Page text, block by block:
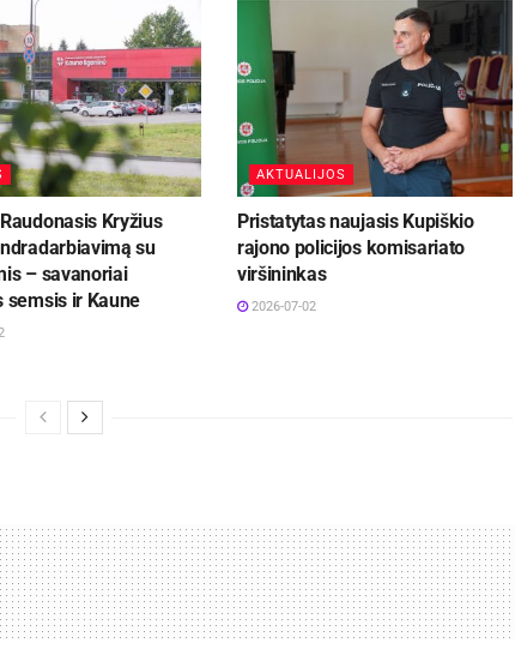
Kryžius
su
– savanoriai
semsis ir Kaune
AKTUALIJOS
Pristatytas naujasis Kupiškio
rajono policijos komisariato
viršininkas
2026-07-02